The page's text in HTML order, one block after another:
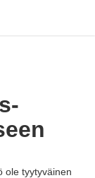
ole tyytyväinen